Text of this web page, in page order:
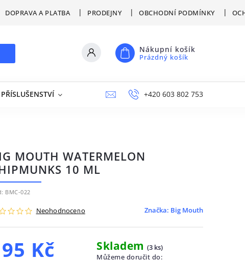
DOPRAVA A PLATBA PRODEJNY OBCHODNÍ PODMÍNKY
Nákupní košík
Prázdný košík
PŘÍSLUŠENSTVÍ VÝPRODEJ NAPIŠTE NÁM
+420 603 802 753
MOUTH WATERMELON
10 ML
BMC-022
Neohodnoceno Značka: Big Mouth
Kč Skladem(3 ks)
Můžeme doručit do: